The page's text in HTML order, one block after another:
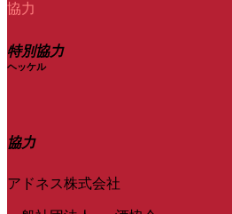
協力
特別協力
ヘッケル
協力
アドネス株式会社